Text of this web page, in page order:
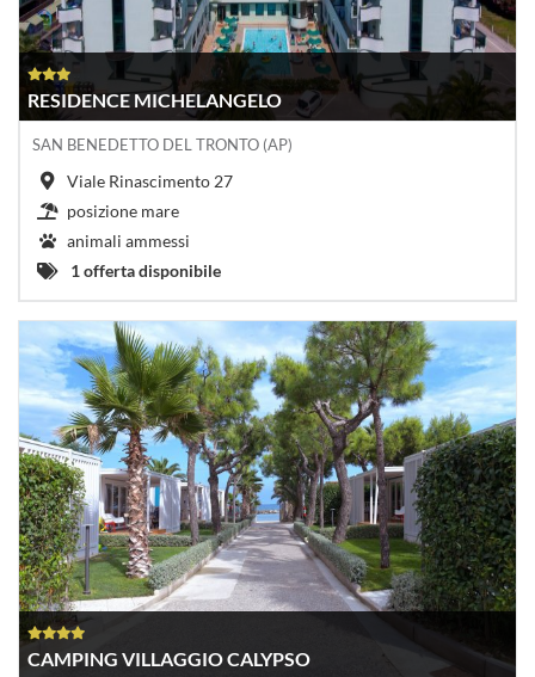
RESIDENCE MICHELANGELO
SAN BENEDETTO DEL TRONTO (AP)
Viale Rinascimento 27
posizione mare
animali ammessi
1 offerta disponibile
CAMPING VILLAGGIO CALYPSO